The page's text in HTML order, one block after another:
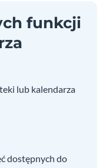
funkcji
lub kalendarza
dostępnych do